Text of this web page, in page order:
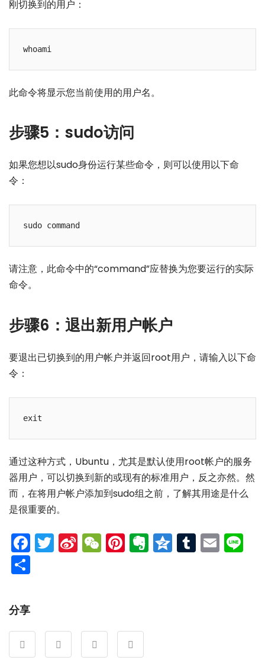
刚切换到的用户：
whoami
此命令将显示您当前使用的用户名。
步骤5：sudo访问
如果您想以sudo身份运行某些命令，则可以使用以下命
令：
sudo command
请注意，此命令中的“command”应替换为您要运行的实际
命令。
步骤6：退出新用户帐户
要退出已切换到的用户帐户并返回root用户，请输入以下命
令：
exit
通过这种方式，Ubuntu，尤其是默认使用root帐户的服务
器用户，可以切换到新的或现有的标准用户，反之亦然。然
而，在将用户帐户添加到sudo组之前，了解其用途是什么
是很重要的。
Facebook
Twitter
SinaWeChat
Pinterest
Evernote
Qzone
Tumblr
分享